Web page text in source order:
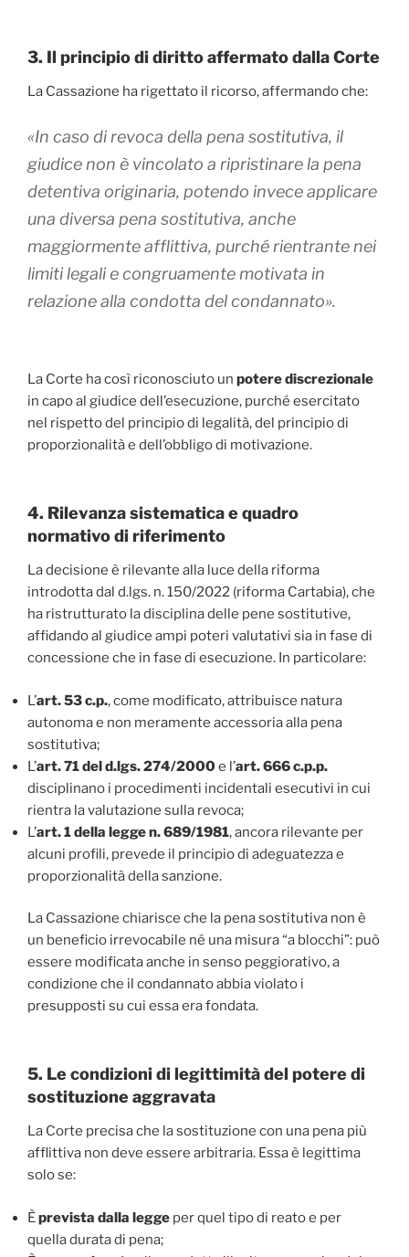
3. Il principio di diritto affermato dalla Corte
La Cassazione ha rigettato il ricorso, affermando che:
«In caso di revoca della pena sostitutiva, il
giudice non è vincolato a ripristinare la pena
detentiva originaria, potendo invece applicare
una diversa pena sostitutiva, anche
maggiormente afflittiva, purché rientrante nei
limiti legali e congruamente motivata in
relazione alla condotta del condannato».
La Corte ha così riconosciuto un potere discrezionale
in capo al giudice dell’esecuzione, purché esercitato
nel rispetto del principio di legalità, del principio di
proporzionalità e dell’obbligo di motivazione.
4. Rilevanza sistematica e quadro
normativo di riferimento
La decisione è rilevante alla luce della riforma
introdotta dal d.lgs. n. 150/2022 (riforma Cartabia), che
ha ristrutturato la disciplina delle pene sostitutive,
affidando al giudice ampi poteri valutativi sia in fase di
concessione che in fase di esecuzione. In particolare:
L’art. 53 c.p., come modificato, attribuisce natura
autonoma e non meramente accessoria alla pena
sostitutiva;
L’art. 71 del d.lgs. 274/2000e l’art. 666 c.p.p.
disciplinano i procedimenti incidentali esecutivi in cui
rientra la valutazione sulla revoca;
L’art. 1 della legge n. 689/1981, ancora rilevante per
alcuni profili, prevede il principio di adeguatezza e
proporzionalità della sanzione.
La Cassazione chiarisce che la pena sostitutiva non è
un beneficio irrevocabile né una misura “a blocchi”: può
essere modificata anche in senso peggiorativo, a
condizione che il condannato abbia violato i
presupposti su cui essa era fondata.
5. Le condizioni di legittimità del potere di
sostituzione aggravata
La Corte precisa che la sostituzione con una pena più
afflittiva non deve essere arbitraria. Essa è legittima
solo se:
Èprevista dalla legge per quel tipo di reato e per
quella durata di pena;